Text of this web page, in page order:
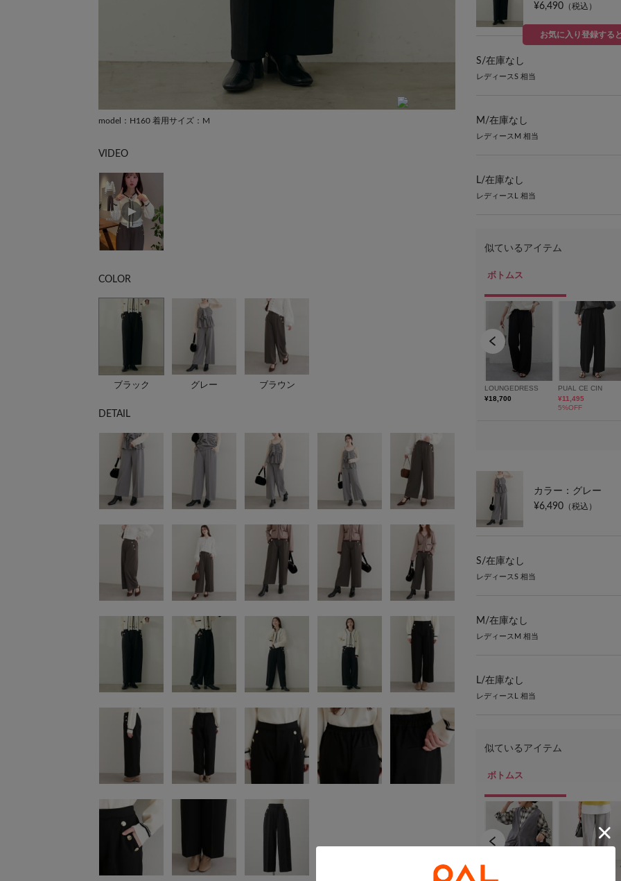
model：H160 着用サイズ：M model：H160 着用サイズ：M
VIDEO
COLOR
ブラック グレー ブラウン
DETAIL
¥6,490 （税込）
S/在庫なし
レディースS 相当
お気に入り登録する
M/在庫なし
レディースM 相当
L/在庫なし
レディースL 相当
カラー：グレー
¥6,490 （税込）
S/在庫なし
レディースS 相当
M/在庫なし
レディースM 相当
L/在庫なし
レディースL 相当